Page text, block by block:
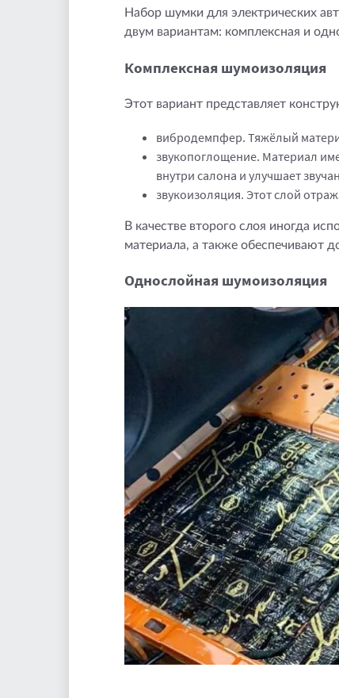
Набор шумки для электрических
двум вариантам: комплексная и
Комплексная шумоизоляция
Этот вариант представляет
вибродемпфер. Тяжёлый
звукопоглощение. Материал
внутри салона и улучшает
звукоизоляция. Этот слой
В качестве второго слоя иногда
материала, а также обеспечивают
Однослойная шумоизоляция